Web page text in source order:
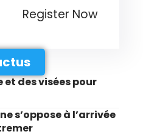
Register Now
et des visées pour
s’oppose à l’arrivée